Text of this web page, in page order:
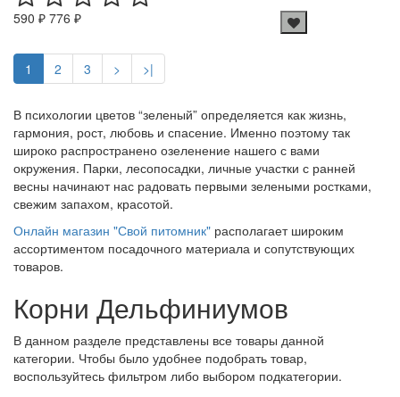
590 ₽ 776 ₽
1 2 3 > >|
В психологии цветов “зеленый” определяется как жизнь,
гармония, рост, любовь и спасение. Именно поэтому так
широко распространено озеленение нашего с вами
окружения. Парки, лесопосадки, личные участки с ранней
весны начинают нас радовать первыми зелеными ростками,
свежим запахом, красотой.
Онлайн магазин "Свой питомник" располагает широким
ассортиментом посадочного материала и сопутствующих
товаров.
Корни Дельфиниумов
В данном разделе представлены все товары данной
категории. Чтобы было удобнее подобрать товар,
воспользуйтесь фильтром либо выбором подкатегории.